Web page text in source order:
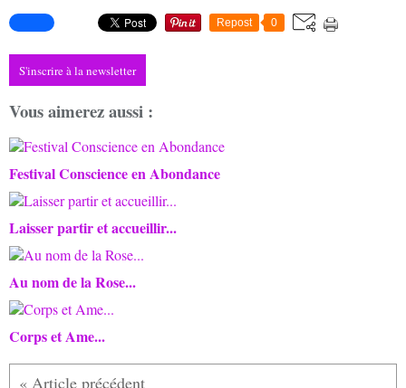
Repost 0
S'inscrire à la newsletter
Vous aimerez aussi :
Festival Conscience en Abondance
Laisser partir et accueillir...
Au nom de la Rose...
Corps et Ame...